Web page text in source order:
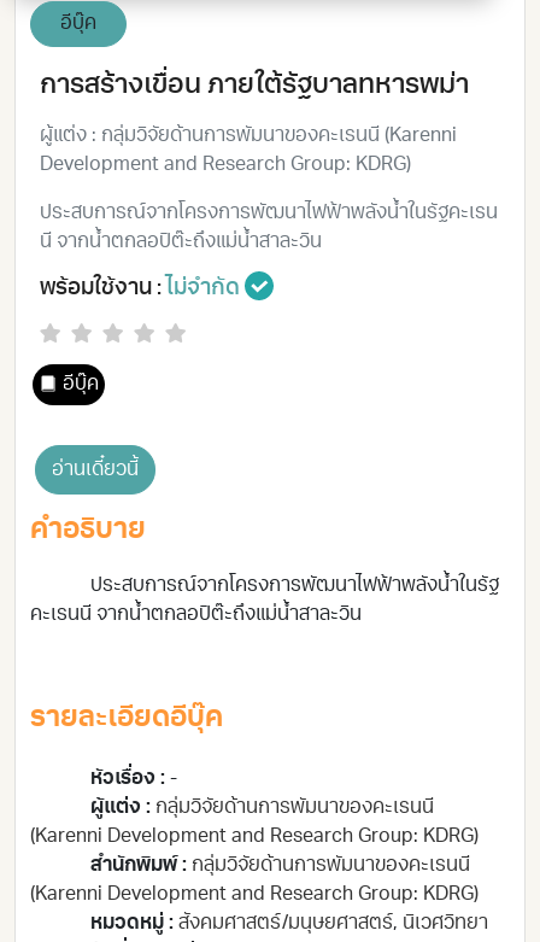
อีบุ๊ค
การสร้างเขื่อน ภายใต้รัฐบาลทหารพม่า
ผู้แต่ง : กลุ่มวิจัยด้านการพัมนาของคะเรนนี (Karenni
Development and Research Group: KDRG)
ประสบการณ์จากโครงการพัฒนาไฟฟ้าพลังน้ำในรัฐคะเรน
นี จากน้ำตกลอปิต๊ะถึงแม่น้ำสาละวิน
พร้อมใช้งาน : ไม่จำกัด
อีบุ๊ค
อ่านเดี๋ยวนี้
คำอธิบาย
ประสบการณ์จากโครงการพัฒนาไฟฟ้าพลังน้ำในรัฐ
คะเรนนี จากน้ำตกลอปิต๊ะถึงแม่น้ำสาละวิน
รายละเอียดอีบุ๊ค
หัวเรื่อง : -
ผู้แต่ง : กลุ่มวิจัยด้านการพัมนาของคะเรนนี
(Karenni Development and Research Group: KDRG)
สำนักพิมพ์ : กลุ่มวิจัยด้านการพัมนาของคะเรนนี
(Karenni Development and Research Group: KDRG)
หมวดหมู่ : สังคมศาสตร์/มนุษยศาสตร์, นิเวศวิทยา